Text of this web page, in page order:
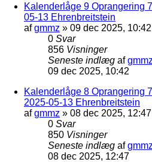
Kalenderlåge 9 Oprangering
05-13 Ehrenbreitstein
afgmmz » 09 dec 2025, 10:42
0 Svar
856 Visninger
Seneste indlæg afgmmz
09 dec 2025, 10:42
Kalenderlåge 8 Oprangering
2025-05-13 Ehrenbreitstein
afgmmz » 08 dec 2025, 12:47
0 Svar
850 Visninger
Seneste indlæg afgmmz
08 dec 2025, 12:47